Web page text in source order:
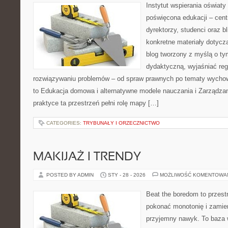
Instytut wspierania
poświęcona edukacji –
dyrektorzy, studenci oraz
konkretne materiały
blog tworzony z myślą o
dydaktyczną, wyjaśniać
rozwiązywaniu problemów – od spraw prawnych po tematy
to Edukacja domowa i alternatywne modele nauczania i
praktyce ta przestrzeń pełni rolę mapy […]
CATEGORIES: TRYBUNAŁY I ORZECZNICTWO
MAKIJAŻ I TRENDY
POSTED BY ADMIN STY - 28 - 2026 MOŻLIWOŚĆ
Beat the boredom to
pokonać monotonię i
przyjemny nawyk. To